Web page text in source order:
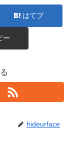
はてブ
ー
hideurface